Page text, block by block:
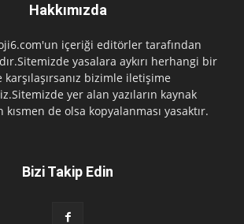
Hakkımızda
içeriği editörler tarafından
yasalara aykırı herhangi bir
karşılaşırsanız bizimle iletişime
yer alan yazıların kaynak
de olsa kopyalanması yasaktır.
Bizi Takip Edin